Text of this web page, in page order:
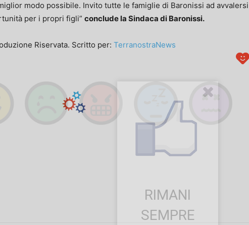
modo possibile. Invito tutte le famiglie di Baronissi ad avvalersi
per i propri figli” conclude la Sindaca di Baronissi.
Riservata. Scritto per: TerranostraNews
RIMANI
SEMPRE